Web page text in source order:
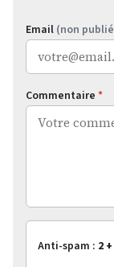
Email (non
Commentaire *
Anti-spam : 2